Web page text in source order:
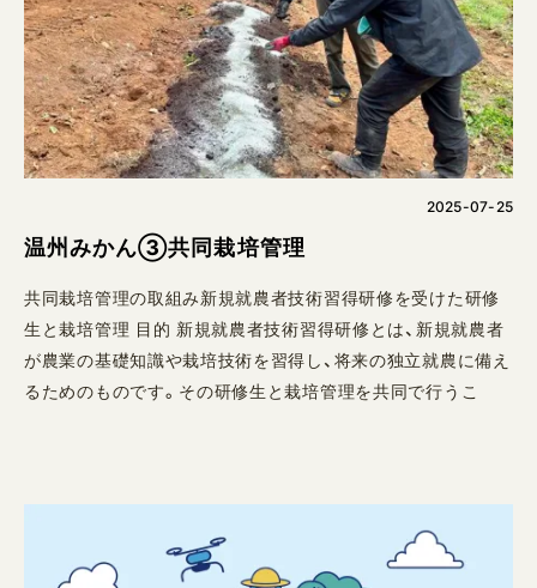
2025-07-25
温州みかん③共同栽培管理
共同栽培管理の取組み新規就農者技術習得研修を受けた研修
生と栽培管理 目的 新規就農者技術習得研修とは、新規就農者
が農業の基礎知識や栽培技術を習得し、将来の独立就農に備え
るためのものです。その研修生と栽培管理を共同で行うこ